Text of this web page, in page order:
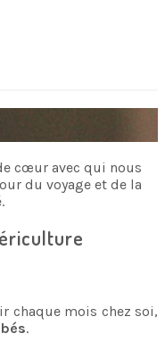
cœur avec qui nous
du voyage et de la
chaque mois chez soi,
.